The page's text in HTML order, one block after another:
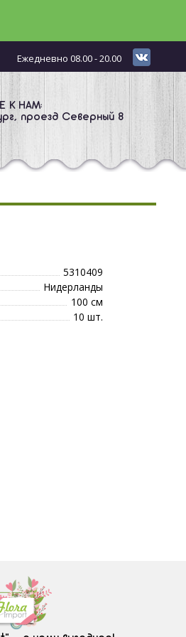
Ежедневно 08.00 - 20.00
К НАМ:
проезд Северный 8
5310409
Нидерланды
100 см
10 шт.